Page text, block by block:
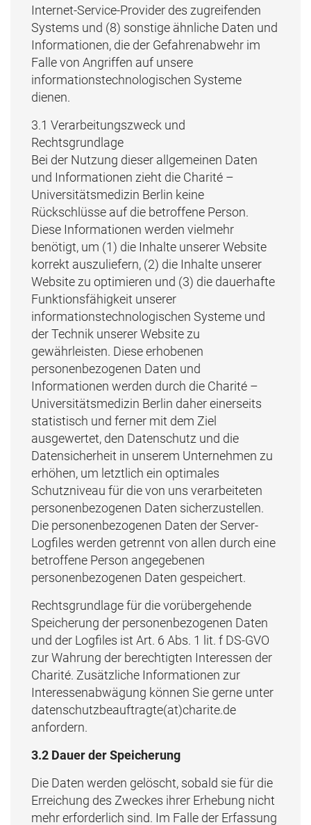
Internet-Service-Provider des zugreifenden
Systems und (8) sonstige ähnliche Daten und
Informationen, die der Gefahrenabwehr im
Falle von Angriffen auf unsere
informationstechnologischen Systeme
dienen.
3.1 Verarbeitungszweck und
Rechtsgrundlage
Bei der Nutzung dieser allgemeinen Daten
und Informationen zieht die Charité –
Universitätsmedizin Berlin keine
Rückschlüsse auf die betroffene Person.
Diese Informationen werden vielmehr
benötigt, um (1) die Inhalte unserer Website
korrekt auszuliefern, (2) die Inhalte unserer
Website zu optimieren und (3) die dauerhafte
Funktionsfähigkeit unserer
informationstechnologischen Systeme und
der Technik unserer Website zu
gewährleisten. Diese erhobenen
personenbezogenen Daten und
Informationen werden durch die Charité –
Universitätsmedizin Berlin daher einerseits
statistisch und ferner mit dem Ziel
ausgewertet, den Datenschutz und die
Datensicherheit in unserem Unternehmen zu
erhöhen, um letztlich ein optimales
Schutzniveau für die von uns verarbeiteten
personenbezogenen Daten sicherzustellen.
Die personenbezogenen Daten der Server-
Logfiles werden getrennt von allen durch eine
betroffene Person angegebenen
personenbezogenen Daten gespeichert.
Rechtsgrundlage für die vorübergehende
Speicherung der personenbezogenen Daten
und der Logfiles ist Art. 6 Abs. 1 lit. f DS-GVO
zur Wahrung der berechtigten Interessen der
Charité. Zusätzliche Informationen zur
Interessenabwägung können Sie gerne unter
datenschutzbeauftragte(at)charite.de
anfordern.
3.2 Dauer der Speicherung
Die Daten werden gelöscht, sobald sie für die
Erreichung des Zweckes ihrer Erhebung nicht
mehr erforderlich sind. Im Falle der Erfassung